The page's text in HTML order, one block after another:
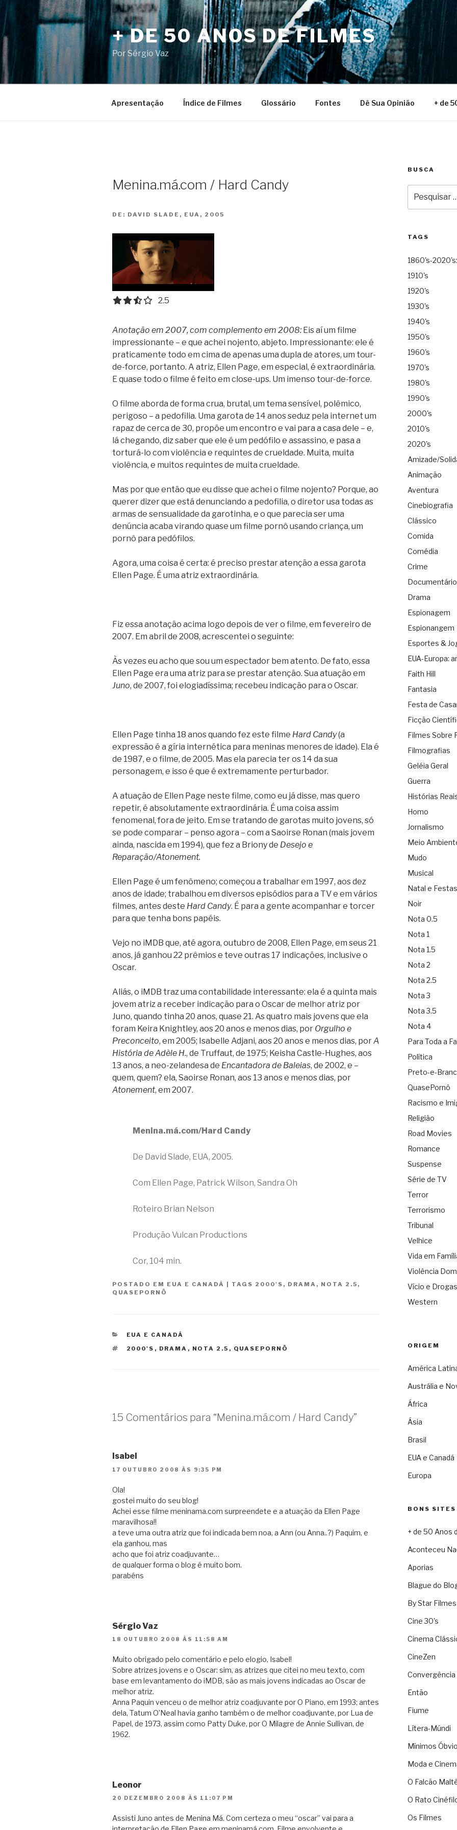
para
o
conteúdo
+ DE 50 ANOS DE FILMES
Por Sérgio Vaz
Apresentação Índice de Filmes Glossário Fontes Dê Sua Opinião + de
Menina.má.com / Hard Candy
DE: DAVID SLADE, EUA, 2005
2.5 out of 5.0 stars
2.5
Anotação em 2007, com complemento em 2008: Eis aí um filme
impressionante – e que achei nojento, abjeto. Impressionante: ele é
praticamente todo em cima de apenas uma dupla de atores, um tour-
de-force, portanto. A atriz, Ellen Page, em especial, é extraordinária.
E quase todo o filme é feito em close-ups. Um imenso tour-de-force.
O filme aborda de forma crua, brutal, um tema sensível, polêmico,
perigoso – a pedofilia. Uma garota de 14 anos seduz pela internet um
rapaz de cerca de 30, propõe um encontro e vai para a casa dele – e,
lá chegando, diz saber que ele é um pedófilo e assassino, e pasa a
torturá-lo com violência e requintes de crueldade. Muita, muita
violência, e muitos requintes de muita crueldade.
Mas por que então que eu disse que achei o filme nojento? Porque, ao
querer dizer que está denunciando a pedofilia, o diretor usa todas as
armas de sensualidade da garotinha, e o que parecia ser uma
denúncia acaba virando quase um filme pornô usando criança, um
pornô para pedófilos.
Agora, uma coisa é certa: é preciso prestar atenção a essa garota
Ellen Page. É uma atriz extraordinária.
Fiz essa anotação acima logo depois de ver o filme, em fevereiro de
2007. Em abril de 2008, acrescentei o seguinte:
Às vezes eu acho que sou um espectador bem atento. De fato, essa
Ellen Page era uma atriz para se prestar atenção. Sua atuação em
Juno, de 2007, foi elogiadíssima; recebeu indicação para o Oscar.
Ellen Page tinha 18 anos quando fez este filme Hard Candy(a
expressão é a gíria internética para meninas menores de idade). Ela é
de 1987, e o filme, de 2005. Mas ela parecia ter os 14 da sua
personagem, e isso é que é extremamente perturbador.
A atuação de Ellen Page neste filme, como eu já disse, mas quero
repetir, é absolutamente extraordinária. É uma coisa assim
fenomenal, fora de jeito. Em se tratando de garotas muito jovens, só
se pode comparar – penso agora – com a Saoirse Ronan (mais jovem
ainda, nascida em 1994), que fez a Briony de Desejo e
Reparação/Atonement.
Ellen Page é um fenômeno; começou a trabalhar em 1997, aos dez
anos de idade; trabalhou em diversos episódios para a TV e em vários
filmes, antes deste Hard Candy. É para a gente acompanhar e torcer
para que tenha bons papéis.
Vejo no iMDB que, até agora, outubro de 2008, Ellen Page, em seus 21
anos, já ganhou 22 prêmios e teve outras 17 indicações, inclusive o
Oscar.
Aliás, o iMDB traz uma contabilidade interessante: ela é a quinta mais
jovem atriz a receber indicação para o Oscar de melhor atriz por
Juno, quando tinha 20 anos, quase 21. As quatro mais jovens que ela
foram Keira Knightley, aos 20 anos e menos dias, por Orgulho e
Preconceito, em 2005; Isabelle Adjani, aos 20 anos e menos dias, porA
História de Adèle H., de Truffaut, de 1975; Keisha Castle-Hughes, aos
13 anos, a neo-zelandesa de Encantadora de Baleias, de 2002, e –
quem, quem? ela, Saoirse Ronan, aos 13 anos e menos dias, por
Atonement, em 2007.
Menina.má.com/Hard Candy
De David Slade, EUA, 2005.
Com Ellen Page, Patrick Wilson, Sandra Oh
Roteiro Brian Nelson
Produção Vulcan Productions
Cor, 104 min.
POSTADO EM EUA E CANADÁ | TAGS 2000'S , DRAMA , NOTA 2.5 ,
QUASEPORNÔ
CATEGORIAS
EUA E CANADÁ
TAGS
2000'S , DRAMA , NOTA 2.5 , QUASEPORNÔ
15 Comentários para “Menina.má.com / Hard Candy”
Isabel
17 OUTUBRO 2008 ÀS 9:35 PM
Ola!
gostei muito do seu blog!
Achei esse filme meninama.com surpreendete e a atuação da Ellen Page
maravilhosa!!
a teve uma outra atriz que foi indicada bem noa, a Ann (ou Anna..?) Paquim, e
ela ganhou, mas
acho que foi atriz coadjuvante…
de qualquer forma o blog é muito bom.
parabéns
Sérgio Vaz
18 OUTUBRO 2008 ÀS 11:58 AM
Muito obrigado pelo comentário e pelo elogio, Isabel!
Sobre atrizes jovens e o Oscar: sim, as atrizes que citei no meu texto, com
base em levantamento do iMDB, são as mais jovens indicadas ao Oscar de
melhor atriz.
Anna Paquin venceu o de melhor atriz coadjuvante por O Piano, em 1993; antes
dela, Tatum O’Neal havia ganho também o de melhor coadjuvante, por Lua de
Papel, de 1973, assim como Patty Duke, por O Milagre de Annie Sullivan, de
1962.
Leonor
20 DEZEMBRO 2008 ÀS 11:07 PM
Assisti Juno antes de Menina Má. Com certeza o meu “oscar” vai para a
BUSCA
por:
TAGS
1860's-
1910's
1920's
1930's
1940's
1950's
1960's
1970's
1980's
1990's
2000's
2010's
2020's
Amizade/
Animação
Aventura
Cinebiografia
Clássico
Comida
Comédia
Crime
Documentário
Drama
Espionagem
Espionangem
Esportes &
EUA-Europa:
Faith Hill
Fantasia
Festa de
Ficção
Filmes Sobre
Filmografias
Geléia Geral
Guerra
Histórias
Homo
Jornalismo
Meio
Mudo
Musical
Natal e Festas
Noir
Nota 0.5
Nota 1
Nota 1.5
Nota 2
Nota 2.5
Nota 3
Nota 3.5
Nota 4
Para Toda a
Política
Preto-e-
QuasePornô
Racismo e
Religião
Road Movies
Romance
Suspense
Série de TV
Terror
Terrorismo
Tribunal
Velhice
Vida em
Violência
Vício e Drogas
Western
ORIGEM
América
Austrália e
África
Ásia
Brasil
EUA e Canadá
Europa
BONS SITES
+ de 50 Anos
Aconteceu
Aporias
Blague do
By Star Filmes
Cine 30's
Cinema
CineZen
Convergência
Então
Fiume
Lítera-Múndi
Mínimos
Moda e
O Falcão
O Rato
Os Filmes